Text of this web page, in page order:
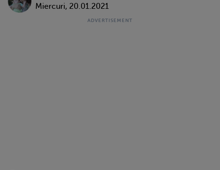
Miercuri, 20.01.2021